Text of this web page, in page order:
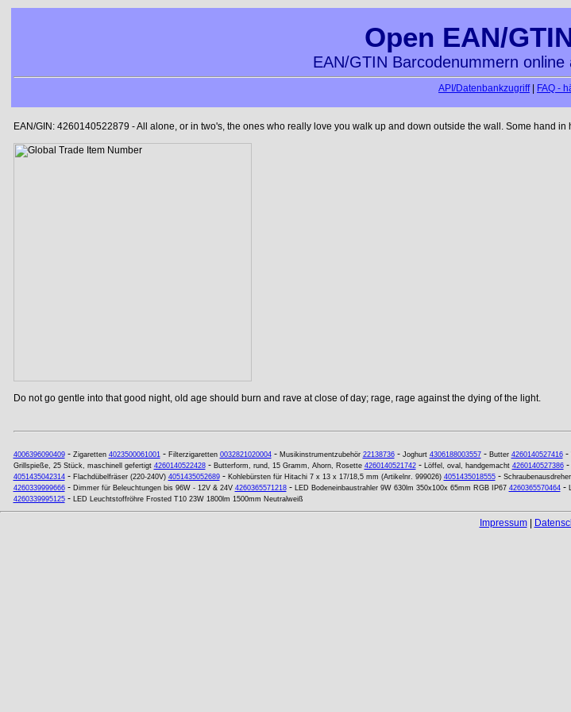
Open EAN/
EAN/GTIN Barcodenummern
API/Datenbankzugriff| FAQ -
EAN/GIN: 4260140522879 - All alone, or in two's, the ones who really love you walk up and down outside the wall. Some hand
Do not go gentle into that good night, old age should burn and rave at close of day; rage, rage against the dying of the light.
4006396090409- Zigaretten 4023500061001- Filterzigaretten 0032821020004- Musikinstrumentzubehör 22138736- Joghurt 4306188003557- Butter 4260140527416-
Grillspieße, 25 Stück, maschinell gefertigt 4260140522428- Butterform, rund, 15 Gramm, Ahorn, Rosette 4260140521742- Löffel, oval, handgemacht 4260140527386-
4051435042314- Flachdübelfräser (220-240V) 4051435052689- Kohlebürsten für Hitachi 7 x 13 x 17/18,5 mm (Artikelnr. 999026) 4051435018555-
4260339999666- Dimmer für Beleuchtungen bis 96W - 12V & 24V 4260365571218- LED Bodeneinbaustrahler 9W 630lm 350x100x 65mm RGB IP67 4260365570464-
4260339995125- LED Leuchtstoffröhre Frosted T10 23W 1800lm 1500mm Neutralweiß
Impressum|